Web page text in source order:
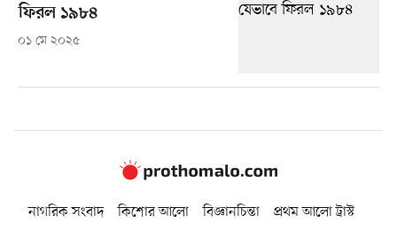
ফিরল ১৯৮৪
০১ মে ২০২৫
নাগরিক সংবাদ কিশোর আলো বিজ্ঞানচিন্তা
প্রথম আলো ট্রাস্ট